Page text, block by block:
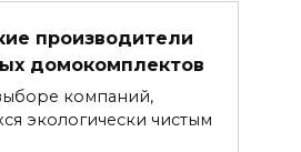
производители
домокомплектов
компаний,
экологически чистым